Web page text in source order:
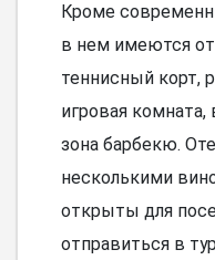
Кроме
в нем имеются
теннисный корт,
игровая
зона барбекю.
несколькими
открыты для
отправиться в